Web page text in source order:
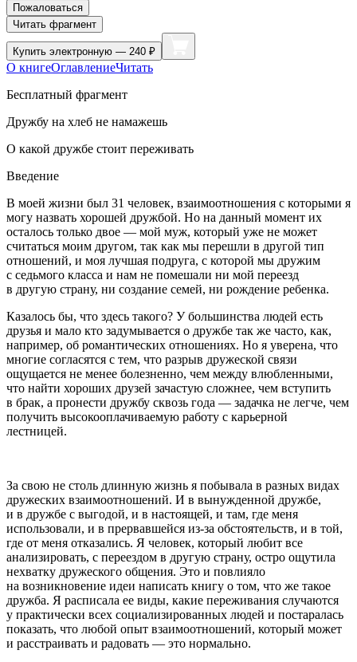
Пожаловаться
Читать фрагмент
Купить электронную — 240 ₽
О книгеОглавлениеЧитать
Бесплатный фрагмент
Дружбу на хлеб не намажешь
О какой дружбе стоит переживать
Введение
В моей жизни был 31 человек, взаимоотношения с которыми я
могу назвать хорошей дружбой. Но на данный момент их
осталось только двое — мой муж, который уже не может
считаться моим другом, так как мы перешли в другой тип
отношений, и моя лучшая подруга, с которой мы дружим
с седьмого класса и нам не помешали ни мой переезд
в другую страну, ни создание семей, ни рождение ребенка.
Казалось бы, что здесь такого? Убольшинства людей есть
друзья и мало кто задумывается о дружбе так же часто, как,
например, об романтических отношениях. Но я уверена, что
многие согласятся с тем, что разрыв дружеской связи
ощущается не менее болезненно, чем между влюбленными,
что найти хороших друзей зачастую сложнее, чем вступить
в брак, а пронести дружбу сквозь года — задачка не легче, чем
получить высокооплачиваемую работу с карьерной
лестницей.
За свою не столь длинную жизнь я побывала в разных видах
дружеских взаимоотношений. И в вынужденной дружбе,
и в дружбе с выгодой, и в настоящей, и там, где меня
использовали, и в прервавшейся из-за обстоятельств, и в той,
где от меня отказались. Я человек, который любит все
анализировать, с переездом в другую страну, остро ощутила
нехватку дружеского общения. Это и повлияло
на возникновение идеи написать книгу о том, что же такое
дружба. Я расписала ее виды, какие переживания случаются
у практически всех социализированных людей и постаралась
показать, что любой опыт взаимоотношений, который может
и расстраивать и радовать — это нормально.